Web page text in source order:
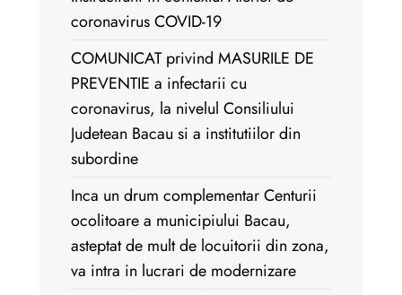
coronavirus COVID-19
COMUNICAT privind MASURILE DE
PREVENTIE a infectarii cu
coronavirus, la nivelul Consiliului
Judetean Bacau si a institutiilor din
subordine
Inca un drum complementar Centurii
ocolitoare a municipiului Bacau,
asteptat de mult de locuitorii din zona,
va intra in lucrari de modernizare